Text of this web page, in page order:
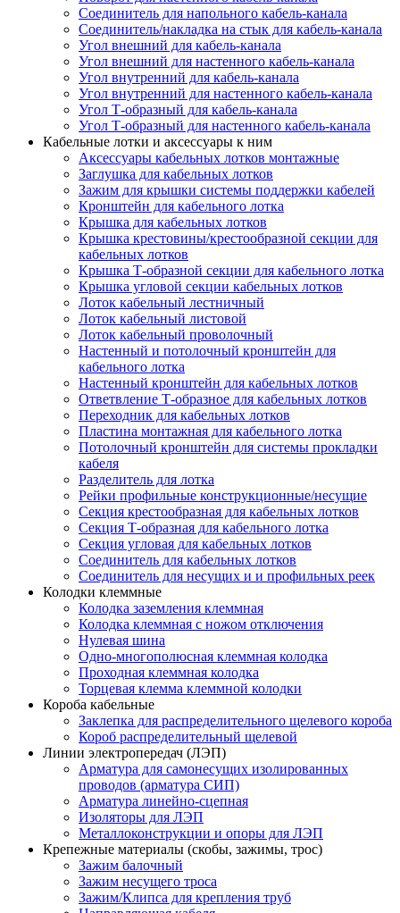
Соединитель для напольного кабель-канала
Соединитель/накладка на стык для кабель-канала
Угол внешний для кабель-канала
Угол внешний для настенного кабель-канала
Угол внутренний для кабель-канала
Угол внутренний для настенного кабель-канала
Угол Т-образный для кабель-канала
Угол Т-образный для настенного кабель-канала
Кабельные лотки и аксессуары к ним
Аксессуары кабельных лотков монтажные
Заглушка для кабельных лотков
Зажим для крышки системы поддержки кабелей
Кронштейн для кабельного лотка
Крышка для кабельных лотков
Крышка крестовины/крестообразной секции для
кабельных лотков
Крышка Т-образной секции для кабельного лотка
Крышка угловой секции кабельных лотков
Лоток кабельный лестничный
Лоток кабельный листовой
Лоток кабельный проволочный
Настенный и потолочный кронштейн для
кабельного лотка
Настенный кронштейн для кабельных лотков
Ответвление Т-образное для кабельных лотков
Переходник для кабельных лотков
Пластина монтажная для кабельного лотка
Потолочный кронштейн для системы прокладки
кабеля
Разделитель для лотка
Рейки профильные конструкционные/несущие
Секция крестообразная для кабельных лотков
Секция Т-образная для кабельного лотка
Секция угловая для кабельных лотков
Соединитель для кабельных лотков
Соединитель для несущих и и профильных реек
Колодки клеммные
Колодка заземления клеммная
Колодка клеммная с ножом отключения
Нулевая шина
Одно-многополюсная клеммная колодка
Проходная клеммная колодка
Торцевая клемма клеммной колодки
Короба кабельные
Заклепка для распределительного щелевого короба
Короб распределительный щелевой
Линии электропередач (ЛЭП)
Арматура для самонесущих изолированных
проводов (арматура СИП)
Арматура линейно-сцепная
Изоляторы для ЛЭП
Металлоконструкции и опоры для ЛЭП
Крепежные материалы (скобы, зажимы, трос)
Зажим балочный
Зажим несущего троса
Зажим/Клипса для крепления труб